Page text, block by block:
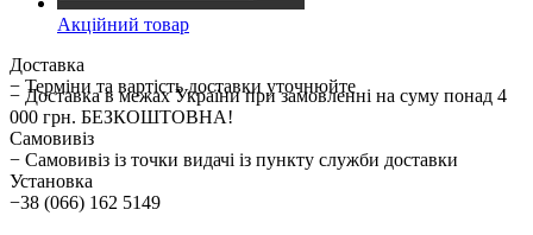
Акційний товар
Доставка
− Терміни та вартість доставки уточнюйте
− Доставка в межах України при замовленні на суму понад 4
000 грн. БЕЗКОШТОВНА!
Самовивіз
− Самовивіз із точки видачі із пункту служби доставки
Установка
−38 (066) 162 5149